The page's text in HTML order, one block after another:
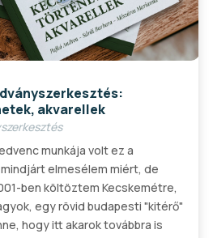
akvarellek
munkája volt ez a
elmesélem miért, de
ben költöztem Kecskemétre,
egy rövid budapesti "kitérő"
hogy itt akarok továbbra is